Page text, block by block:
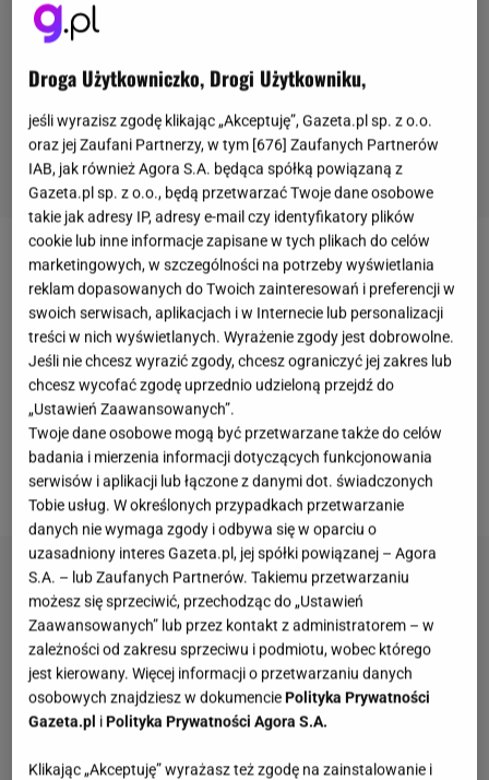
Nowe świadczenie dla niepełnosprawnych, czyli
świadczenie wspierające, jest odpowiedzią na
protesty opiekunów i ich podopiecznych w Sejmie.
Jego wprowadzenie zostało ogłoszone 16 marca
2023, o czym informują m.in.Dziennik Gazeta
Prawnaczy portalInteria Biznes. Oficjalne
informacje pojawiły się również na Twitterze
MinisterstwaRodzinyi Polityki Społecznej.
Droga Użytkowniczko, Drogi Użytkowniku,
jeśli wyrazisz zgodę klikając „Akceptuję”, Gazeta.pl sp. z o.o.
oraz jej Zaufani Partnerzy, w tym [676] Zaufanych Partnerów
IAB, jak również Agora S.A. będąca spółką powiązaną z
Gazeta.pl sp. z o.o., będą przetwarzać Twoje dane osobowe
takie jak adresy IP, adresy e-mail czy identyfikatory plików
cookie lub inne informacje zapisane w tych plikach do celów
marketingowych, w szczególności na potrzeby wyświetlania
reklam dopasowanych do Twoich zainteresowań i preferencji w
swoich serwisach, aplikacjach i w Internecie lub personalizacji
treści w nich wyświetlanych. Wyrażenie zgody jest dobrowolne.
Jeśli nie chcesz wyrazić zgody, chcesz ograniczyć jej zakres lub
chcesz wycofać zgodę uprzednio udzieloną przejdź do
„Ustawień Zaawansowanych”.
Twoje dane osobowe mogą być przetwarzane także do celów
badania i mierzenia informacji dotyczących funkcjonowania
serwisów i aplikacji lub łączone z danymi dot. świadczonych
Tobie usług. W określonych przypadkach przetwarzanie
danych nie wymaga zgody i odbywa się w oparciu o
uzasadniony interes Gazeta.pl, jej spółki powiązanej – Agora
S.A. – lub Zaufanych Partnerów. Takiemu przetwarzaniu
możesz się sprzeciwić, przechodząc do „Ustawień
Zaawansowanych” lub przez kontakt z administratorem – w
zależności od zakresu sprzeciwu i podmiotu, wobec którego
jest kierowany. Więcej informacji o przetwarzaniu danych
osobowych znajdziesz w dokumenciePolityka Prywatności
Gazeta.pl iPolityka Prywatności Agora S.A.
Klikając „Akceptuję” wyrażasz też zgodę na zainstalowanie i